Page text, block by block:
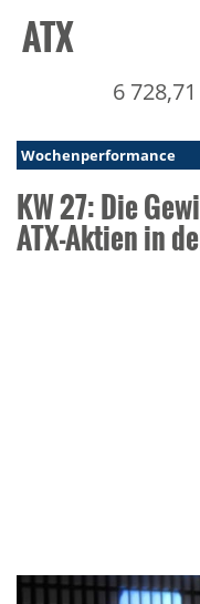
ATX
6 728,71
Wochenperformance
KW 27: Die
ATX-Aktien in